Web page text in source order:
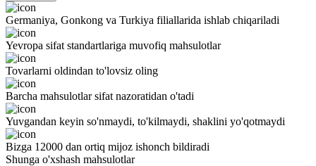
Germaniya, Gonkong va Turkiya filiallarida ishlab chiqariladi
Yevropa sifat standartlariga muvofiq mahsulotlar
Tovarlarni oldindan to'lovsiz oling
Barcha mahsulotlar sifat nazoratidan o'tadi
Yuvgandan keyin so'nmaydi, to'kilmaydi, shaklini yo'qotmaydi
Bizga 12000 dan ortiq mijoz ishonch bildiradi
Shunga o'xshash mahsulotlar